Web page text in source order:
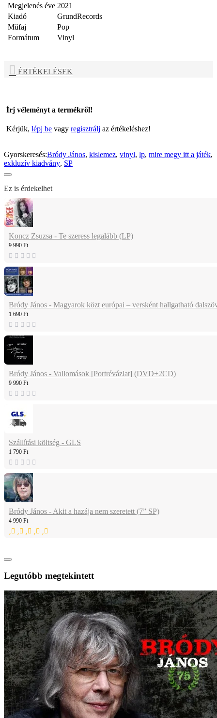
Megjelenés éve 2021
Kiadó
GrundRecords
Műfaj
Pop
Formátum
Vinyl
ÉRTÉKELÉSEK
Írj véleményt a termékről!
Kérjük, lépj be vagy regisztrálj az értékeléshez!
Gyorskeresés:Bródy János, kislemez, vinyl, lp, mire megy itt a játék,
exkluzív kiadvány, SP
Ez is érdekelhet
Koncz Zsuzsa - Te szeress legalább (LP)
9 990 Ft
Bródy János - Magyarok közt európai – versként hallgatható
1 690 Ft
Bródy János - Vallomások [Portrévázlat] (DVD+2CD)
9 990 Ft
Szállítási költség - GLS
1 790 Ft
Bródy János - Akit a hazája nem szeretett (7” SP)
4 990 Ft
Legutóbb megtekintett